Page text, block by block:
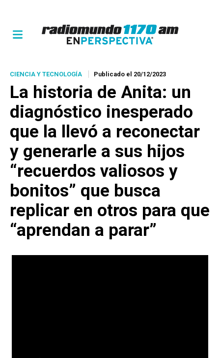
CIENCIA Y TECNOLOGÍA Publicado el 20/12/2023
La historia de Anita: un
diagnóstico inesperado
que la llevó a reconectar
y generarle a sus hijos
“recuerdos valiosos y
bonitos” que busca
replicar en otros para que
“aprendan a parar”